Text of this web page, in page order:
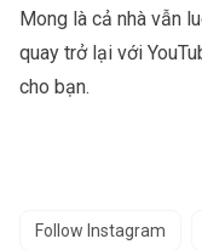
Mong là cả nhà vẫn
quay trở lại với
cho bạn.
Follow Instagram